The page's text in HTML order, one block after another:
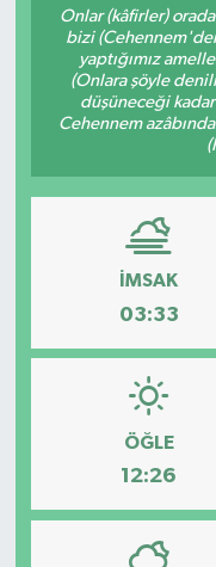
Onlar (kâfirler)
bizi
yaptığımız
(Onlara şöyle
düşüneceği
Cehennem
İMSAK
03:33
ÖĞLE
12:26
YAŞAM
GİZLİLİK
İLETİŞİM